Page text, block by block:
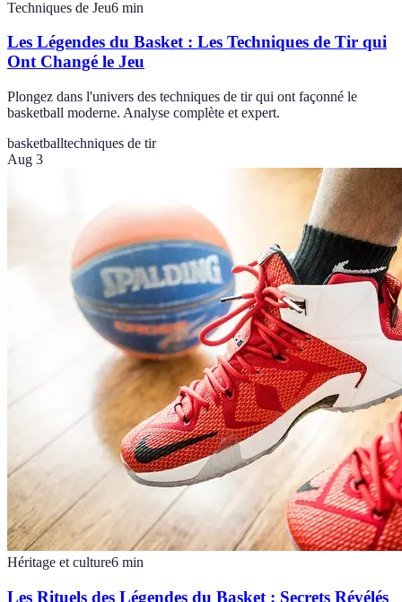
Techniques de Jeu6 min
Les Légendes du Basket : Les Techniques de Tir qui
Ont Changé le Jeu
Plongez dans l'univers des techniques de tir qui ont façonné le
basketball moderne. Analyse complète et expert.
basketballtechniques de tir
Aug 3
Héritage et culture6 min
Les Rituels des Légendes du Basket : Secrets Révélés